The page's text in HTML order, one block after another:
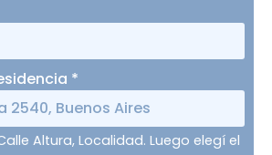
*
Altura, Localidad. Luego elegí el